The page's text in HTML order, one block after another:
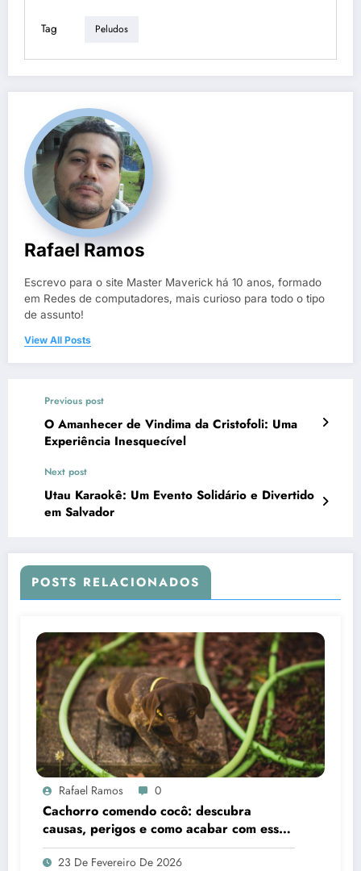
Tag Peludos
Rafael Ramos
Escrevo para o site Master Maverick há 10 anos, formado
em Redes de computadores, mais curioso para todo o tipo
de assunto!
View All Posts
Previous post
O Amanhecer de Vindima da Cristofoli: Uma
Experiência Inesquecível
Next post
Utau Karaokê: Um Evento Solidário e Divertido
em Salvador
POSTS RELACIONADOS
Rafael Ramos 0
Cachorro comendo cocô: descubra
causas, perigos e como acabar com esse
comportamento
23 De Fevereiro De 2026